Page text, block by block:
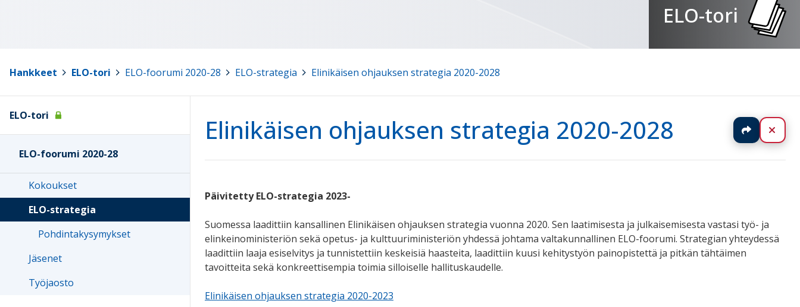
ELO-tori
Hankkeet ELO-tori ELO-foorumi 2020-28 ELO-strategia Elinikäisen ohjauksen strategia 2020-2028
Elinikäisen ohjauksen strategia 2020-2028 Jaa
Päivitetty ELO-strategia 2023-
Suomessa laadittiin kansallinen Elinikäisen ohjauksen strategia vuonna 2020. Sen laatimisesta ja julkaisemisesta vastasi työ- ja
elinkeinoministeriön sekä opetus- ja kulttuuriministeriön yhdessä johtama valtakunnallinen ELO-foorumi. Strategian yhteydessä
laadittiin laaja esiselvitys ja tunnistettiin keskeisiä haasteita, laadittiin kuusi kehitystyön painopistettä ja pitkän tähtäimen
tavoitteita sekä konkreettisempia toimia silloiselle hallituskaudelle.
Elinikäisen ohjauksen strategia 2020-2023
ELO-tori
ELO-foorumi 2020-28
Kokoukset
ELO-strategia
Pohdintakysymykset
Jäsenet
Työjaosto